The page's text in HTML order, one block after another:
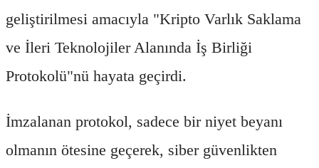
geliştirilmesi amacıyla "Kripto Varlık Saklama
ve İleri Teknolojiler Alanında İş Birliği
Protokolü"nü hayata geçirdi.
İmzalanan protokol, sadece bir niyet beyanı
olmanın ötesine geçerek, siber güvenlikten